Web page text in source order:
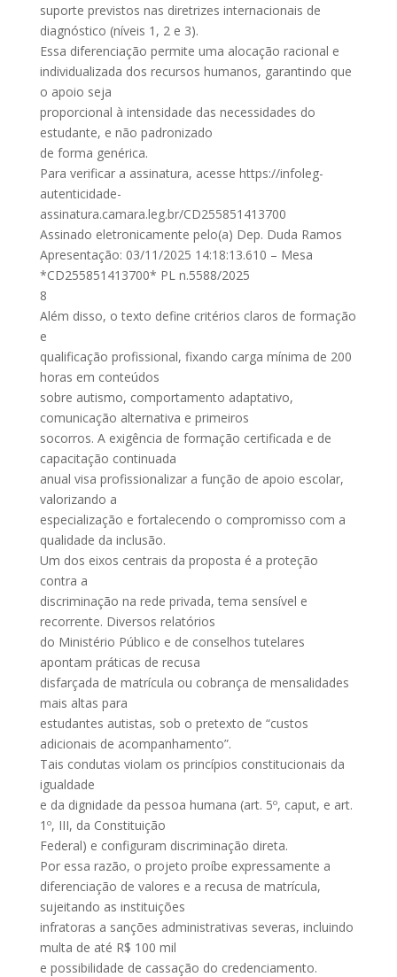
suporte previstos nas diretrizes internacionais de
diagnóstico (níveis 1, 2 e 3).
Essa diferenciação permite uma alocação racional e
individualizada dos recursos humanos, garantindo que
o apoio seja
proporcional à intensidade das necessidades do
estudante, e não padronizado
de forma genérica.
Para verificar a assinatura, acesse https://infoleg-
autenticidade-
assinatura.camara.leg.br/CD255851413700
Assinado eletronicamente pelo(a) Dep. Duda Ramos
Apresentação: 03/11/2025 14:18:13.610 – Mesa
*CD255851413700* PL n.5588/2025
8
Além disso, o texto define critérios claros de formação
e
qualificação profissional, fixando carga mínima de 200
horas em conteúdos
sobre autismo, comportamento adaptativo,
comunicação alternativa e primeiros
socorros. A exigência de formação certificada e de
capacitação continuada
anual visa profissionalizar a função de apoio escolar,
valorizando a
especialização e fortalecendo o compromisso com a
qualidade da inclusão.
Um dos eixos centrais da proposta é a proteção
contra a
discriminação na rede privada, tema sensível e
recorrente. Diversos relatórios
do Ministério Público e de conselhos tutelares
apontam práticas de recusa
disfarçada de matrícula ou cobrança de mensalidades
mais altas para
estudantes autistas, sob o pretexto de “custos
adicionais de acompanhamento”.
Tais condutas violam os princípios constitucionais da
igualdade
e da dignidade da pessoa humana (art. 5º, caput, e art.
1º, III, da Constituição
Federal) e configuram discriminação direta.
Por essa razão, o projeto proíbe expressamente a
diferenciação de valores e a recusa de matrícula,
sujeitando as instituições
infratoras a sanções administrativas severas, incluindo
multa de até R$ 100 mil
e possibilidade de cassação do credenciamento.